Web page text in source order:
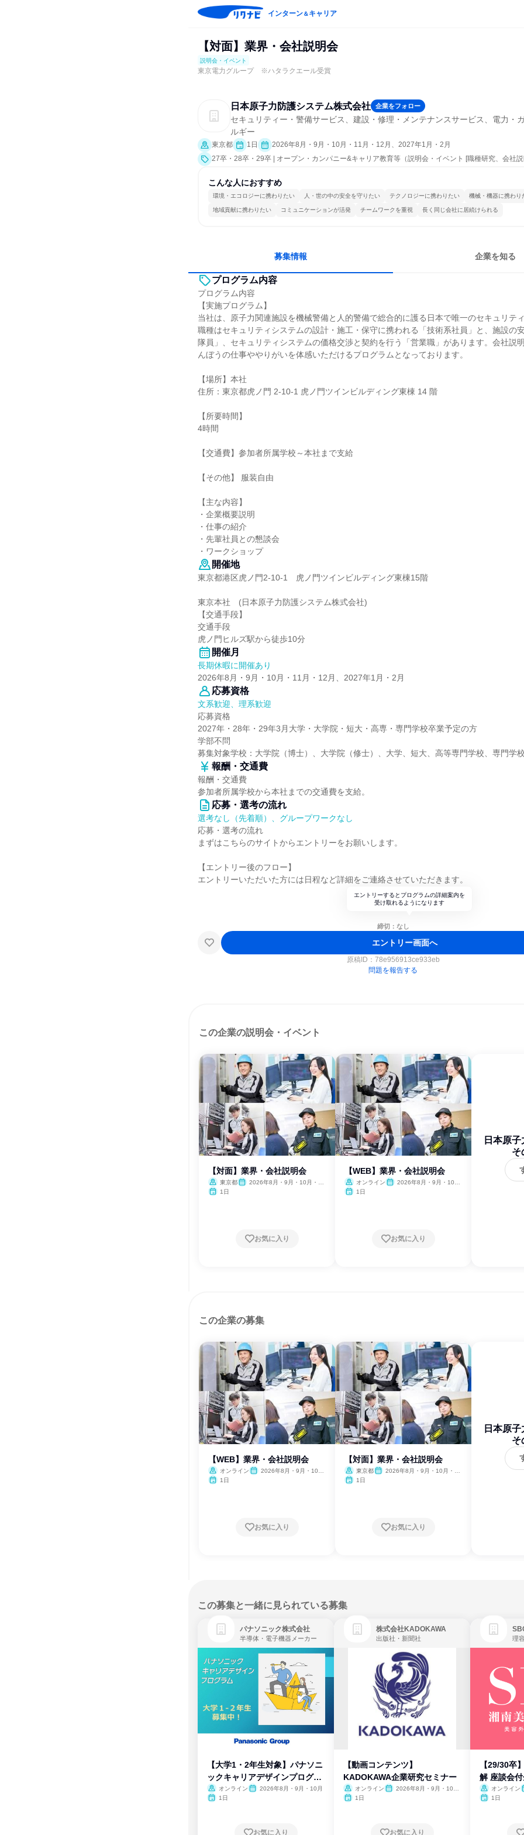
インターン＆キャリア
【対面】業界・会社説明会
説明会・イベント
東京電力グループ ※ハタラクエール受賞
日本原子力防護システム株式会社 企業をフォロー
セキュリティー・警備サービス、建設・修理・メンテナンスサービス、電力・
ルギー
東京都 1日
2026年8月・9月・10月・11月・12月、2027年1月・2月
27卒・28卒・29卒 | オープン・カンパニー&キャリア教育等（説明会・イベント [職種研究、会社説
こんな人におすすめ
環境・エコロジーに携わりたい 人・世の中の安全を守りたい テクノロジーに携わりたい 機械・機器に携わり
地域貢献に携わりたい コミュニケーションが活発 チームワークを重視 長く同じ会社に居続けられる
募集情報 企業を知る
プログラム内容
プログラム内容
【実施プログラム】
当社は、原子力関連施設を機械警備と人的警備で総合的に護る日本で唯一のセキュリティ
職種はセキュリティシステムの設計・施工・保守に携われる「技術系社員」と、施設の
隊員」、セキュリティシステムの価格交渉と契約を行う「営業職」があります。会社説
んぼうの仕事ややりがいを体感いただけるプログラムとなっております。
【場所】本社
住所：東京都虎ノ門 2-10-1 虎ノ門ツインビルディング東棟 14 階
【所要時間】
4時間
【交通費】参加者所属学校～本社まで支給
【その他】 服装自由
【主な内容】
・企業概要説明
・仕事の紹介
・先輩社員との懇談会
・ワークショップ
開催地
東京都港区虎ノ門2-10-1 虎ノ門ツインビルディング東棟15階
東京本社 (日本原子力防護システム株式会社)
【交通手段】
交通手段
虎ノ門ヒルズ駅から徒歩10分
開催月
長期休暇に開催あり
2026年8月・9月・10月・11月・12月、2027年1月・2月
応募資格
文系歓迎、理系歓迎
応募資格
2027年・28年・29年3月大学・大学院・短大・高専・専門学校卒業予定の方
学部不問
募集対象学校：大学院（博士）、大学院（修士）、大学、短大、高等専門学校、専門学校
報酬・交通費
報酬・交通費
参加者所属学校から本社までの交通費を支給。
応募・選考の流れ
選考なし（先着順）、グループワークなし
応募・選考の流れ
まずはこちらのサイトからエントリーをお願いします。
【エントリー後のフロー】
エントリーいただいた方には日程など詳細をご連絡させていただきます。
エントリーするとプログラムの詳細案内を
受け取れるようになります
締切：なし
エントリー画面へ
原稿ID： 78e956913ce933eb
問題を報告する
この企業の説明会・イベント
【対面】業界・会社説明会
東京都
2026年8月・9月・10月・11
1日
お気に入り
【WEB】業界・会社説明会
オンライン
2026年8月・9月・10
1日
お気に入り
日本原
そ
この企業の募集
【WEB】業界・会社説明会
オンライン
2026年8月・9月・10
1日
お気に入り
【対面】業界・会社説明会
東京都
2026年8月・9月・10月・11
1日
お気に入り
日本原
そ
この募集と一緒に見られている募集
パナソニック株式会社
半導体・電子機器メーカー
【大学1・2年生対象】パナソニ
ックキャリアデザインプログラ
ム
オンライン
2026年8月・9月・10月
1日
お気に入り
株式会社KADOKAWA
出版社・新聞社
【動画コンテンツ】
KADOKAWA企業研究セミナー
オンライン
2026年8月・9月・10
1日
お気に入り
【29/30卒
解 座談会
オンライン
1日